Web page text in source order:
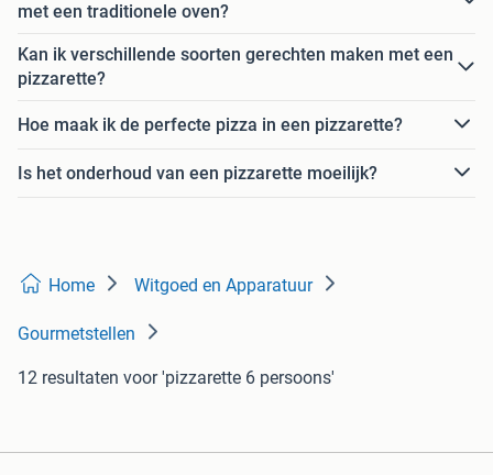
met een traditionele oven?
Kan ik verschillende soorten gerechten maken met een
pizzarette?
Hoe maak ik de perfecte pizza in een pizzarette?
Is het onderhoud van een pizzarette moeilijk?
Home Witgoed en Apparatuur
Gourmetstellen
12 resultaten voor 'pizzarette 6 persoons'